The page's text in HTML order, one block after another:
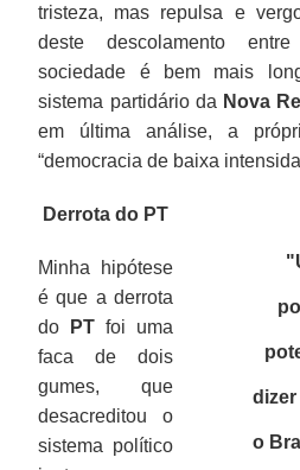
tristeza, mas repulsa e
deste descolamento
sociedade é bem mais
sistema partidário da Nova
em última análise, a
“democracia de baixa
dizer
o
Derrota do PT
Minha hipótese
é que a derrota
do
PT foi uma
faca de dois
gumes, que
desacreditou o
sistema político